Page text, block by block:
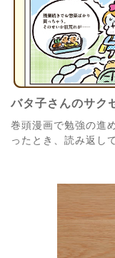
バタ子さんのサク
巻頭漫画で勉強の進
ったとき、読み返し